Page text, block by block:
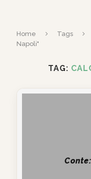
Home Tags
Napoli"
TAG: